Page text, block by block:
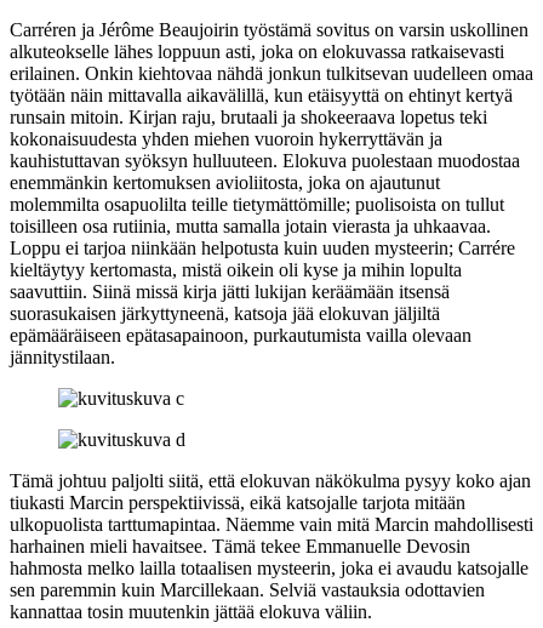
Carréren ja Jérôme Beaujoirin työstämä sovitus on varsin uskollinen
alkuteokselle lähes loppuun asti, joka on elokuvassa ratkaisevasti
erilainen. Onkin kiehtovaa nähdä jonkun tulkitsevan uudelleen omaa
työtään näin mittavalla aikavälillä, kun etäisyyttä on ehtinyt kertyä
runsain mitoin. Kirjan raju, brutaali ja shokeeraava lopetus teki
kokonaisuudesta yhden miehen vuoroin hykerryttävän ja
kauhistuttavan syöksyn hulluuteen. Elokuva puolestaan muodostaa
enemmänkin kertomuksen avioliitosta, joka on ajautunut
molemmilta osapuolilta teille tietymättömille; puolisoista on tullut
toisilleen osa rutiinia, mutta samalla jotain vierasta ja uhkaavaa.
Loppu ei tarjoa niinkään helpotusta kuin uuden mysteerin; Carrére
kieltäytyy kertomasta, mistä oikein oli kyse ja mihin lopulta
saavuttiin. Siinä missä kirja jätti lukijan keräämään itsensä
suorasukaisen järkyttyneenä, katsoja jää elokuvan jäljiltä
epämääräiseen epätasapainoon, purkautumista vailla olevaan
jännitystilaan.
Tämä johtuu paljolti siitä, että elokuvan näkökulma pysyy koko ajan
tiukasti Marcin perspektiivissä, eikä katsojalle tarjota mitään
ulkopuolista tarttumapintaa. Näemme vain mitä Marcin mahdollisesti
harhainen mieli havaitsee. Tämä tekee Emmanuelle Devosin
hahmosta melko lailla totaalisen mysteerin, joka ei avaudu katsojalle
sen paremmin kuin Marcillekaan. Selviä vastauksia odottavien
kannattaa tosin muutenkin jättää elokuva väliin.